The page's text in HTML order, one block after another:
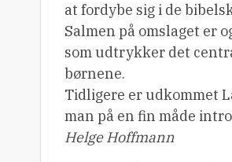
at fordybe sig i de
Salmen på omslaget er
som udtrykker det
børnene.
Tidligere er udkommet
man på en fin måde
Helge Hoffmann